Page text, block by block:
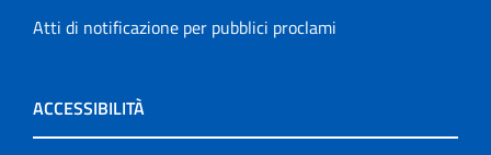
Atti di notificazione per pubblici proclami
ACCESSIBILITÀ